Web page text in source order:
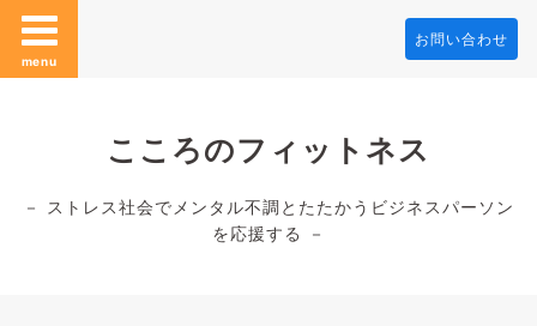
menu
お問い合わせ
こころのフィットネス
－ ストレス社会でメンタル不調とたたかうビジネスパーソン
を応援する －